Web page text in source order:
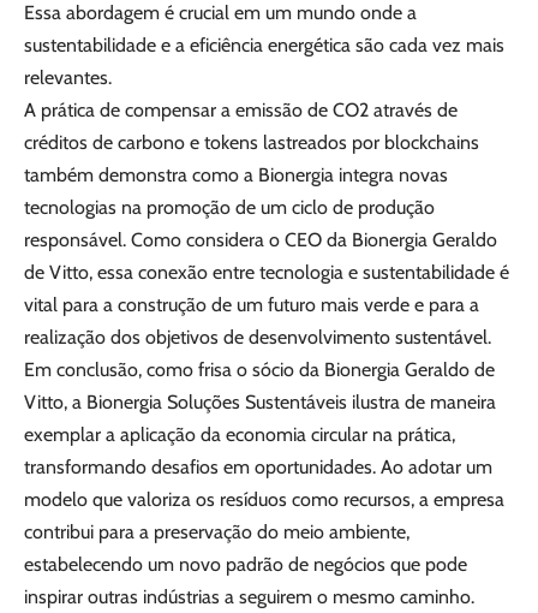
Essa abordagem é crucial em um mundo onde a
sustentabilidade e a eficiência energética são cada vez mais
relevantes.
A prática de compensar a emissão de CO2 através de
créditos de carbono e tokens lastreados por blockchains
também demonstra como a Bionergia integra novas
tecnologias na promoção de um ciclo de produção
responsável. Como considera o CEO da Bionergia Geraldo
de Vitto, essa conexão entre tecnologia e sustentabilidade é
vital para a construção de um futuro mais verde e para a
realização dos objetivos de desenvolvimento sustentável.
Em conclusão, como frisa o sócio da Bionergia Geraldo de
Vitto, a Bionergia Soluções Sustentáveis ilustra de maneira
exemplar a aplicação da economia circular na prática,
transformando desafios em oportunidades. Ao adotar um
modelo que valoriza os resíduos como recursos, a empresa
contribui para a preservação do meio ambiente,
estabelecendo um novo padrão de negócios que pode
inspirar outras indústrias a seguirem o mesmo caminho.